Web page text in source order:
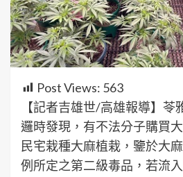
Post Views: 563
【記者吉雄世/高雄報導】苓
邏時發現，有不法分子購買
民宅栽種大麻植栽，鑒於大
例所定之第二級毒品，若流